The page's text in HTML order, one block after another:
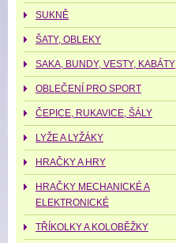
SUKNĚ
ŠATY, OBLEKY
SAKA, BUNDY, VESTY, KABÁTY
OBLEČENÍ PRO SPORT
ČEPICE, RUKAVICE, ŠÁLY
LYŽE A LYŽÁKY
HRAČKY A HRY
HRAČKY MECHANICKÉ A
ELEKTRONICKÉ
TŘÍKOLKY A KOLOBĚŽKY